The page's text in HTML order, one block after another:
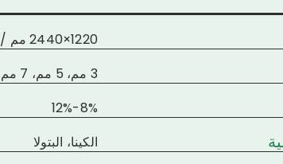
1220×2440 مم / 1220×2745 مم / 1830×915 مم أو حسب الطلب
3 مم، 5 مم، 7 مم، 8 مم، 9 مم، 10 مم، 11 مم، 12 مم، 14 مم، 15 مم، 16 مم، 18 مم، 21 مم، 25 مم
8%-12%
الكينا، البتولا